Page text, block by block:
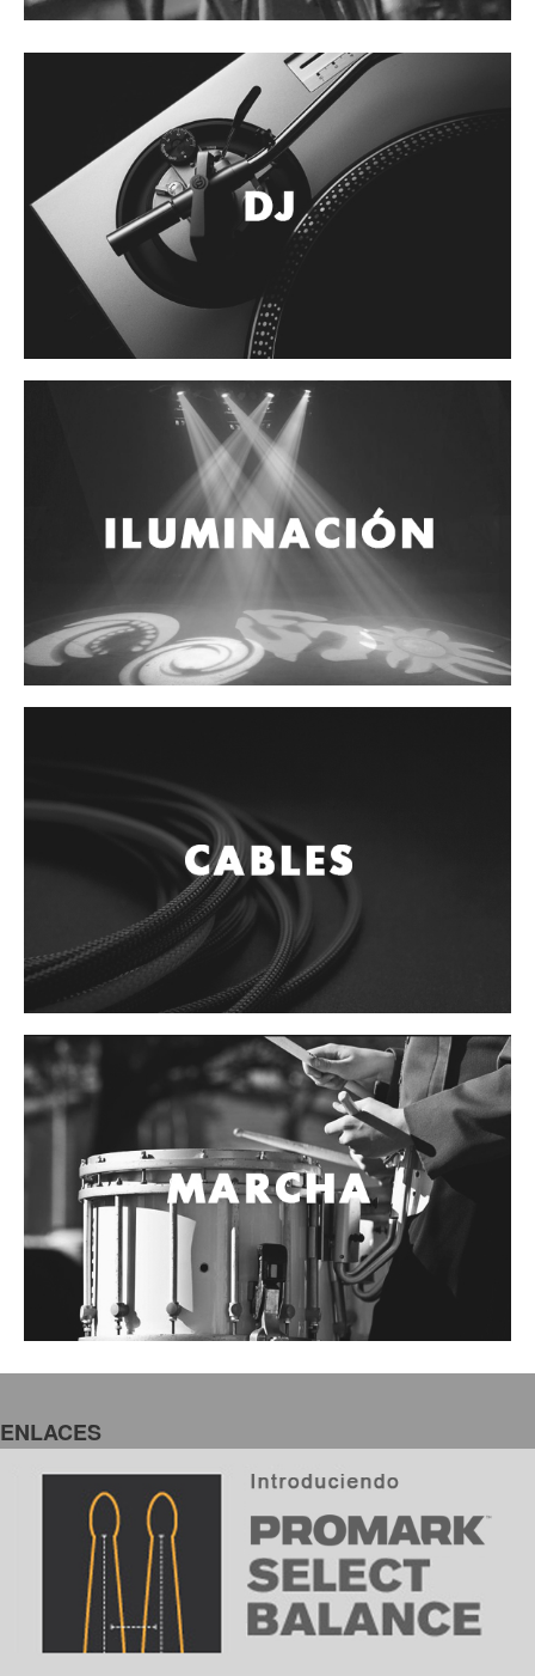
Accesorios
Cuerdas
Guitarra Metal
Guitarra Nylon
Guitarra Electrica
Bajo
Otros instrumentos de arco